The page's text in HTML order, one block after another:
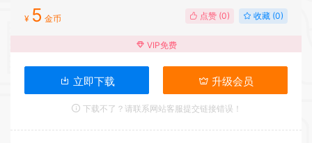
¥ 5 金币 点赞 (0) 收藏 (0)
VIP免费
立即下载 升级会员
下载不了？请联系网站客服提交链接错误！